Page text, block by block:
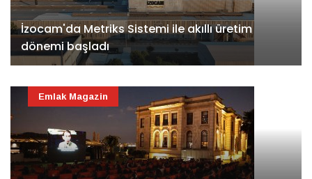
İzocam'da Metriks Sistemi ile akıllı üretim
dönemi başladı
Emlak Magazin